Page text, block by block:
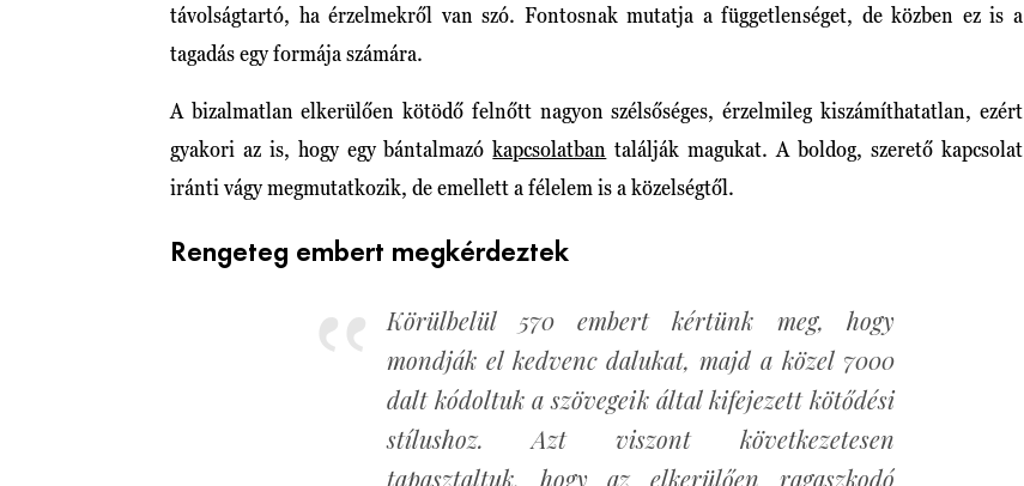
távolságtartó, ha érzelmekről van szó. Fontosnak mutatja a függetlenséget, de közben ez is a
tagadás egy formája számára.
A bizalmatlan elkerülően kötödő felnőtt nagyon szélsőséges, érzelmileg kiszámíthatatlan, ezért
gyakori az is, hogy egy bántalmazókapcsolatban találják magukat. A boldog, szerető kapcsolat
iránti vágy megmutatkozik, de emellett a félelem is a közelségtől.
Rengeteg embert megkérdeztek
Körülbelül 570 embert kértünk meg, hogy
mondják el kedvenc dalukat, majd a közel 7000
dalt kódoltuk a szövegeik által kifejezett kötődési
stílushoz. Azt viszont következetesen
tapasztaltuk, hogy az elkerülően ragaszkodó